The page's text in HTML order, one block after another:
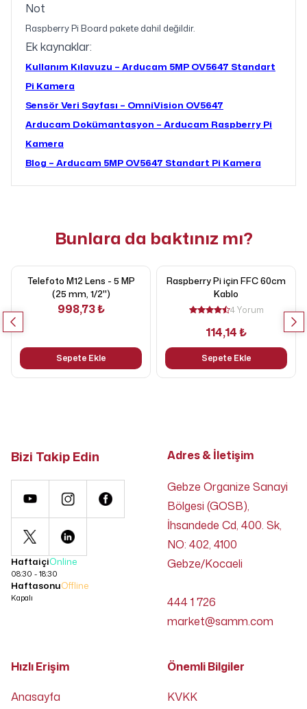
Not
Raspberry Pi Board pakete dahil değildir.
Ek kaynaklar:
Kullanım Kılavuzu – Arducam 5MP OV5647 Standart
Pi Kamera
Sensör Veri Sayfası – OmniVision OV5647
Arducam Dokümantasyon – Arducam Raspberry Pi
Kamera
Blog – Arducam 5MP OV5647 Standart Pi Kamera
Bunlara da baktınız mı?
Telefoto M12 Lens - 5 MP
(25 mm, 1/2")
998,73 ₺
Sepete Ekle
Raspberry Pi için FFC 60cm
Kablo
4 Yorum
114,14 ₺
Sepete Ekle
Bizi Takip Edin
HaftaiçiOnline
08:30 - 18:30
HaftasonuOffline
Kapalı
Adres & İletişim
Gebze Organize Sanayi
Bölgesi (GOSB),
İhsandede Cd, 400. Sk,
NO: 402, 4100
Gebze/Kocaeli
444 1 726
market@samm.com
Hızlı Erişim
Anasayfa
Önemli Bilgiler
KVKK